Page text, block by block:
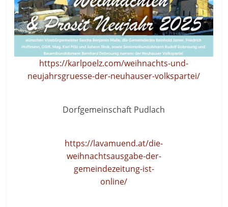
https://karlpoelz.com/weihnachts-und-
neujahrsgruesse-der-neuhauser-volkspartei/
Dorfgemeinschaft Pudlach
https://lavamuend.at/die-
weihnachtsausgabe-der-
gemeindezeitung-ist-
online/